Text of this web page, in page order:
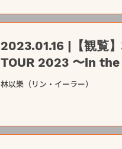
2023.01.16 |【観覧
TOUR 2023 〜in
林以樂（リン・イーラー）